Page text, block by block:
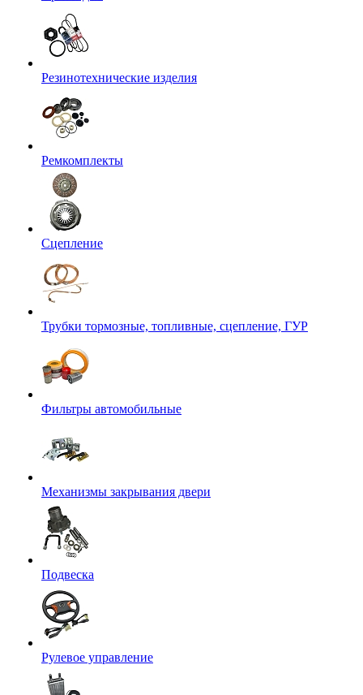
Резинотехнические изделия
Ремкомплекты
Сцепление
Трубки тормозные, топливные, сцепление, ГУР
Фильтры автомобильные
Механизмы закрывания двери
Подвеска
Рулевое управление